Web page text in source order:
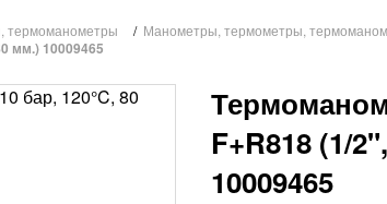
термоманометры / Манометры, термометры,
мм.) 10009465
F+R818 (1/
10009465